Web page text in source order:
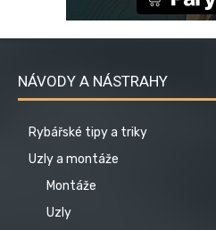
NÁVODY A NÁSTRAHY
Rybářské tipy a triky
Uzly a montáže
Montáže
Uzly